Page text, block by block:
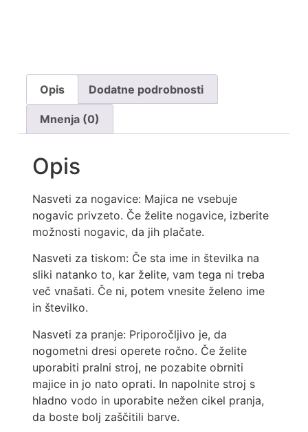
Opis Dodatne podrobnosti
Mnenja (0)
Opis
Nasveti za nogavice: Majica ne vsebuje
nogavic privzeto. Če želite nogavice, izberite
možnosti nogavic, da jih plačate.
Nasveti za tiskom: Če sta ime in številka na
sliki natanko to, kar želite, vam tega ni treba
več vnašati. Če ni, potem vnesite želeno ime
in številko.
Nasveti za pranje: Priporočljivo je, da
nogometni dresi operete ročno. Če želite
uporabiti pralni stroj, ne pozabite obrniti
majice in jo nato oprati. In napolnite stroj s
hladno vodo in uporabite nežen cikel pranja,
da boste bolj zaščitili barve.